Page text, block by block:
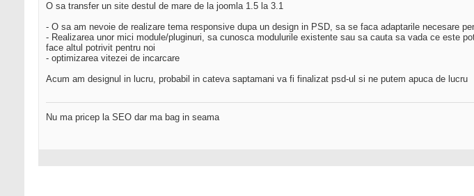
O sa transfer un site destul de mare de la joomla 1.5 la 3.1
- O sa am nevoie de realizare tema responsive dupa un design in PSD, sa se faca adaptarile necesare
- Realizarea unor mici module/pluginuri, sa cunosca modulurile existente sau sa cauta sa vada ce este
face altul potrivit pentru noi
- optimizarea vitezei de incarcare
Acum am designul in lucru, probabil in cateva saptamani va fi finalizat psd-ul si ne putem apuca de lucru
Nu ma pricep la SEO dar ma bag in seama